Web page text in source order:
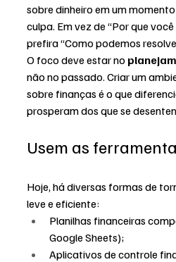
sobre dinheiro em um
culpa. Em vez de “Por que
prefira “Como podemos
O foco deve estar no
não no passado. Criar um
sobre finanças é o que
prosperam dos que se
Usem as
Hoje, há diversas formas de
leve e eficiente:
Planilhas financeiras
Google Sheets);
Aplicativos de controle